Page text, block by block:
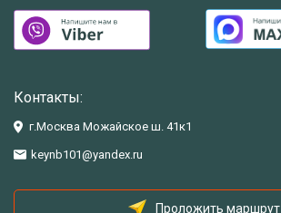
Контакты:
г.Москва Можайское ш. 41к1
keynb101@yandex.ru
Проложить маршрут